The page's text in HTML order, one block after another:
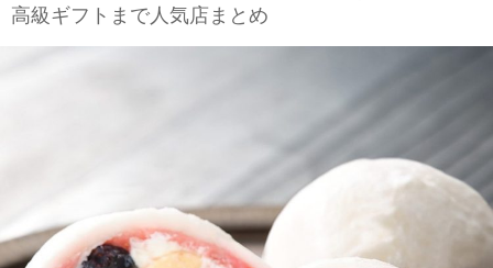
高級ギフトまで人気店まとめ